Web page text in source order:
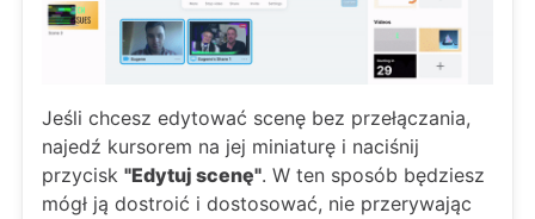
Jeśli chcesz edytować scenę bez przełączania,
najedź kursorem na jej miniaturę i naciśnij
przycisk "Edytuj scenę". W ten sposób będziesz
mógł ją dostroić i dostosować, nie przerywając